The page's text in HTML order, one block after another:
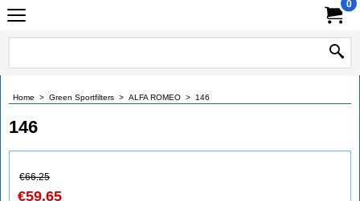
0
Home > Green Sportfilters > ALFA ROMEO > 146
146
€66.25
€59.65